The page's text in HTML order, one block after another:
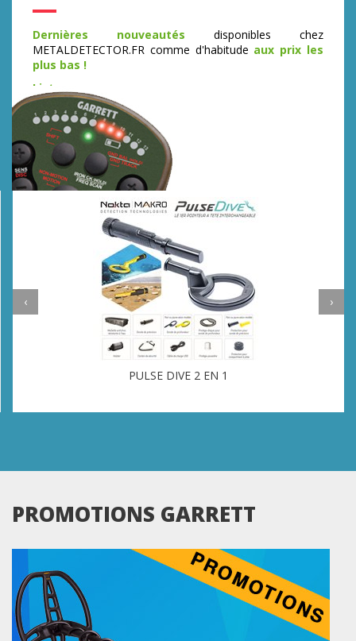
Dernières nouveautés
disponibles chez
METALDETECTOR.FR comme d'habitude aux prix les
plus bas !
Liste
PULSE DIVE 2 EN 1
‹ ›
PROMOTIONS GARRETT